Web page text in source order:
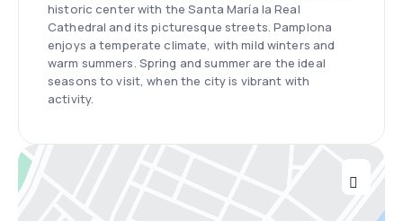
historic center with the Santa María la Real
Cathedral and its picturesque streets. Pamplona
enjoys a temperate climate, with mild winters and
warm summers. Spring and summer are the ideal
seasons to visit, when the city is vibrant with
activity.